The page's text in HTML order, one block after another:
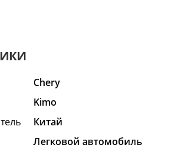
Chery
Kimo
Китай
Легковой автомобиль